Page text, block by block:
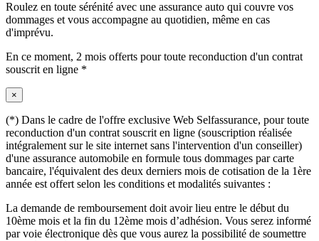
Roulez en toute sérénité avec une assurance auto qui couvre vos
dommages et vous accompagne au quotidien, même en cas
d'imprévu.
En ce moment, 2 mois offerts pour toute reconduction d'un contrat
souscrit en ligne *
×
(*) Dans le cadre de l'offre exclusive Web Selfassurance, pour toute
reconduction d'un contrat souscrit en ligne (souscription réalisée
intégralement sur le site internet sans l'intervention d'un conseiller)
d'une assurance automobile en formule tous dommages par carte
bancaire, l'équivalent des deux derniers mois de cotisation de la 1ère
année est offert selon les conditions et modalités suivantes :
La demande de remboursement doit avoir lieu entre le début du
10ème mois et la fin du 12ème mois d’adhésion. Vous serez informé
par voie électronique dès que vous aurez la possibilité de soumettre